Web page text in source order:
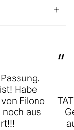
Habe
Filono
aus
“